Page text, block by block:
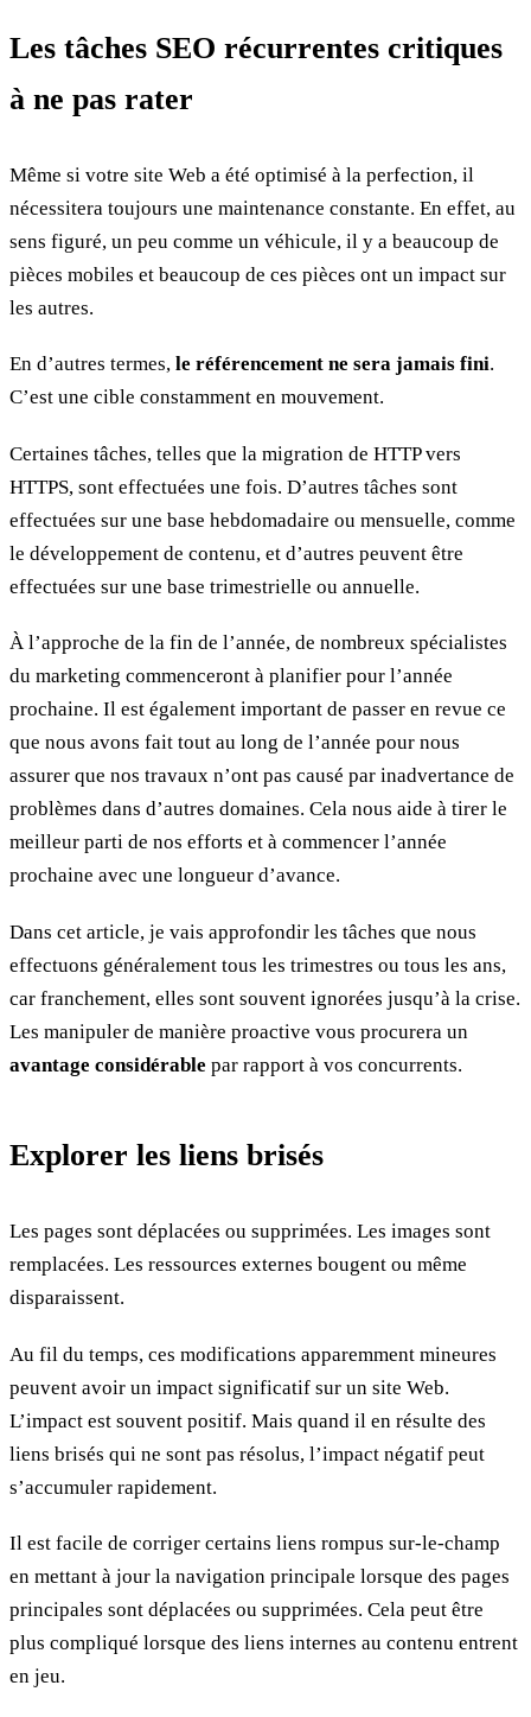
Les tâches SEO récurrentes critiques
à ne pas rater
Même si votre site Web a été optimisé à la perfection, il
nécessitera toujours une maintenance constante. En effet, au
sens figuré, un peu comme un véhicule, il y a beaucoup de
pièces mobiles et beaucoup de ces pièces ont un impact sur
les autres.
En d’autres termes, le référencement ne sera jamais fini.
C’est une cible constamment en mouvement.
Certaines tâches, telles que la migration de HTTP vers
HTTPS, sont effectuées une fois. D’autres tâches sont
effectuées sur une base hebdomadaire ou mensuelle, comme
le développement de contenu, et d’autres peuvent être
effectuées sur une base trimestrielle ou annuelle.
À l’approche de la fin de l’année, de nombreux spécialistes
du marketing commenceront à planifier pour l’année
prochaine. Il est également important de passer en revue ce
que nous avons fait tout au long de l’année pour nous
assurer que nos travaux n’ont pas causé par inadvertance de
problèmes dans d’autres domaines. Cela nous aide à tirer le
meilleur parti de nos efforts et à commencer l’année
prochaine avec une longueur d’avance.
Dans cet article, je vais approfondir les tâches que nous
effectuons généralement tous les trimestres ou tous les ans,
car franchement, elles sont souvent ignorées jusqu’à la crise.
Les manipuler de manière proactive vous procurera un
avantage considérable par rapport à vos concurrents.
Explorer les liens brisés
Les pages sont déplacées ou supprimées. Les images sont
remplacées. Les ressources externes bougent ou même
disparaissent.
Au fil du temps, ces modifications apparemment mineures
peuvent avoir un impact significatif sur un site Web.
L’impact est souvent positif. Mais quand il en résulte des
liens brisés qui ne sont pas résolus, l’impact négatif peut
s’accumuler rapidement.
Il est facile de corriger certains liens rompus sur-le-champ
en mettant à jour la navigation principale lorsque des pages
principales sont déplacées ou supprimées. Cela peut être
plus compliqué lorsque des liens internes au contenu entrent
en jeu.